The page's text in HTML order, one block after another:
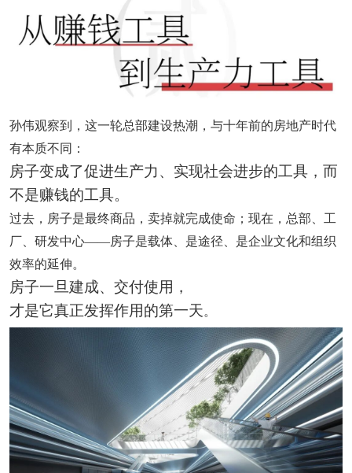
孙伟观察到，这一轮总部建设热潮，与十年前的房地产时代
有本质不同：
房子变成了促进生产力、实现社会进步的工具，而
不是赚钱的工具。
过去，房子是最终商品，卖掉就完成使命；现在，总部、工
厂、研发中心——房子是载体、是途径、是企业文化和组织
效率的延伸。
房子一旦建成、交付使用，
才是它真正发挥作用的第一天。